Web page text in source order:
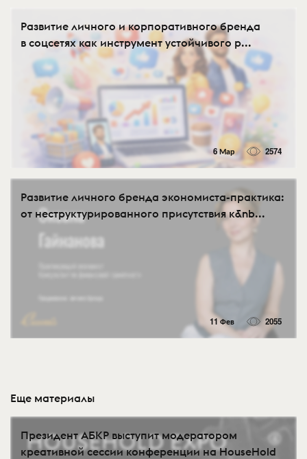
Развитие личного и корпоративного бренда
в соцсетях как инструмент устойчивого р...
6 Мар 2574
Развитие личного бренда экономиста-практика:
от неструктурированного присутствия к&nb...
11 Фев 2055
Еще материалы
Президент АБКР выступит модератором
креативной сессии конференции на HouseHold